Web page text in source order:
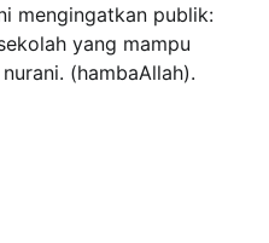
mengingatkan publik:
yang mampu
(hambaAllah).